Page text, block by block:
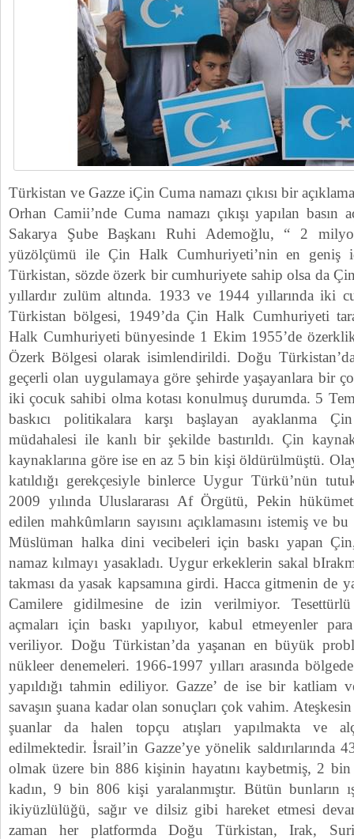
Türkistan ve Gazze iÇin Cuma namazı çıkısı bir
Orhan Camii’nde Cuma namazı çıkışı yapılan basın
Sakarya Şube Başkanı Ruhi Ademoğlu, “ 2
yüzölçümü ile Çin Halk Cumhuriyeti’nin en geniş
Türkistan, sözde özerk bir cumhuriyete sahip olsa da
yıllardır zulüm altında. 1933 ve 1944 yıllarında iki
Türkistan bölgesi, 1949’da Çin Halk Cumhuriyeti
Halk Cumhuriyeti bünyesinde 1 Ekim 1955’de
Özerk Bölgesi olarak isimlendirildi. Doğu
geçerli olan uygulamaya göre şehirde yaşayanlara bir
iki çocuk sahibi olma kotası konulmuş durumda. 5
baskıcı politikalara karşı başlayan ayaklanma
müdahalesi ile kanlı bir şekilde bastırıldı. Çin
kaynaklarına göre ise en az 5 bin kişi öldürülmüştü.
katıldığı gerekçesiyle binlerce Uygur Türkü’nün
2009 yılında Uluslararası Af Örgütü, Pekin
edilen mahkûmların sayısını açıklamasını istemiş ve
Müslüman halka dini vecibeleri için baskı yapan
namaz kılmayı yasakladı. Uygur erkeklerin sakal
takması da yasak kapsamına girdi. Hacca gitmenin de
Camilere gidilmesine de izin verilmiyor. Tesettürlü
açmaları için baskı yapılıyor, kabul etmeyenler
veriliyor. Doğu Türkistan’da yaşanan en büyük
nükleer denemeleri. 1966-1997 yılları arasında
yapıldığı tahmin ediliyor. Gazze’ de ise bir katliam
savaşın şuana kadar olan sonuçları çok vahim.
şuanlar da halen topçu atışları yapılmakta ve
edilmektedir. İsrail’in Gazze’ye yönelik saldırılarında
olmak üzere bin 886 kişinin hayatını kaybetmiş, 2
kadın, 9 bin 806 kişi yaralanmıştır. Bütün bunların
ikiyüzlülüğü, sağır ve dilsiz gibi hareket etmesi
zaman her platformda Doğu Türkistan, Irak,